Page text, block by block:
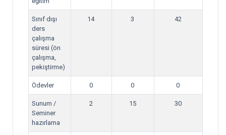
Sınıf dışı
ders
çalışma
süresi (ön
çalışma,
pekiştirme)
14 3 42
Ödevler 0 0 0
Sunum /
Seminer
hazırlama
2 15 30